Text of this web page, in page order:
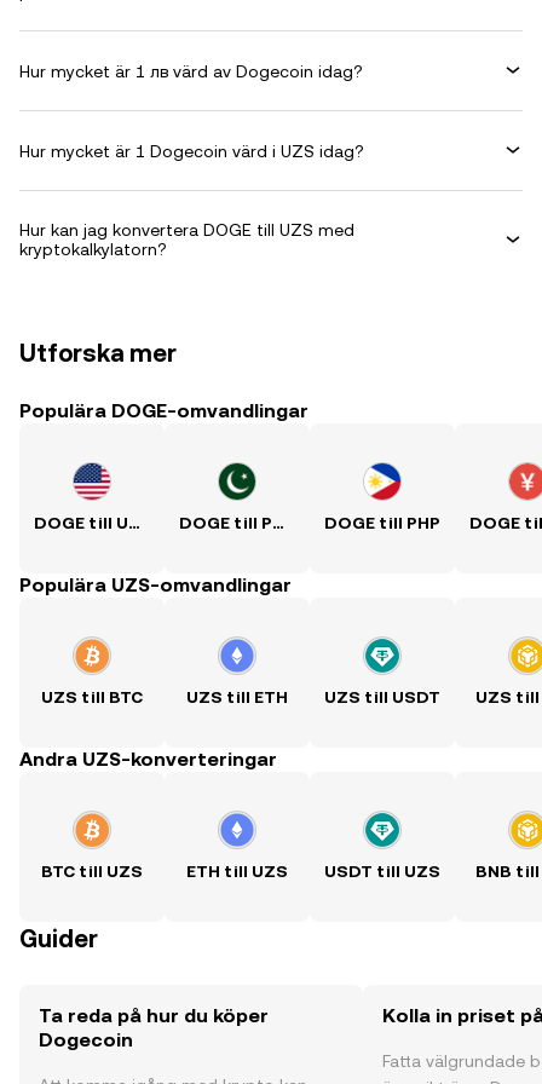
Hur mycket är 1 лв värd av Dogecoin idag?
Hur mycket är 1 Dogecoin värd i UZS idag?
Hur kan jag konvertera DOGE till UZS med
kryptokalkylatorn?
Utforska mer
Populära DOGE-omvandlingar
DOGE till USD DOGE till PKR DOGE till PHP
Populära UZS-omvandlingar
UZS till BTC UZS till ETH UZS till USDT UZS till
Andra UZS-konverteringar
BTC till UZS ETH till UZS USDT till UZS BNB till
Guider
Ta reda på hur du köper
Dogecoin
Kolla in priset
Fatta välgrundade